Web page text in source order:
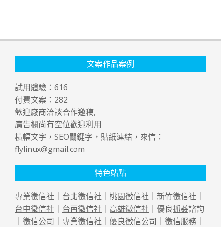
文案作品案例
試用體驗： 616
付費文案： 282
歡迎廠商洽談合作邀稿,
廣告欄尚有空位歡迎利用
橫幅文字，SEO關鍵字，貼紙連結，來信：
flylinux@gmail.com
特色站點
專業徵信社 ｜ 台北徵信社 ｜ 桃園徵信社 ｜ 新竹徵信社 ｜
台中徵信社 ｜ 台南徵信社 ｜ 高雄徵信社 ｜優良抓姦諮詢
｜ 徵信公司 ｜專業徵信社 ｜優良徵信公司 ｜ 徵信服務｜